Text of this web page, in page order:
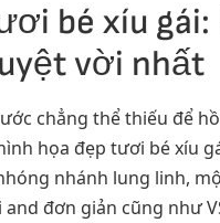
bé xíu
vời nhất
chẳng thể thiếu để
họa đẹp tươi bé xíu
nhánh lung linh,
đơn giản cũng như